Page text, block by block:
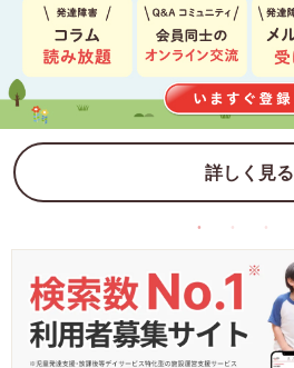
詳しく見る